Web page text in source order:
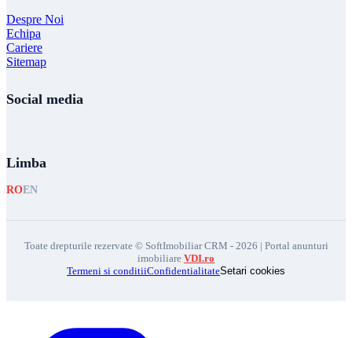
Despre Noi
Echipa
Cariere
Sitemap
Social media
Limba
ROEN
Toate drepturile rezervate © SoftImobiliar CRM - 2026 | Portal anunturi
imobiliare VDI.ro
Termeni si conditiiConfidentialitateSetari cookies